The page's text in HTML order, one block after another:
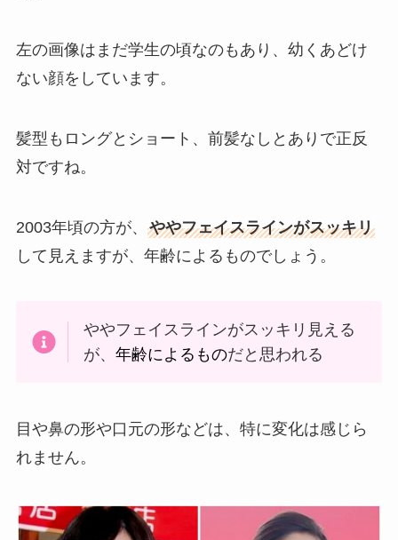
左の画像はまだ学生の頃なのもあり、幼くあどけ
ない顔をしています。
髪型もロングとショート、前髪なしとありで正反
対ですね。
2003年頃の方が、 ややフェイスラインがスッキリ
して見えますが、年齢によるものでしょう。
ややフェイスラインがスッキリ見える
が、年齢によるものだと思われる
目や鼻の形や口元の形などは、特に変化は感じら
れません。